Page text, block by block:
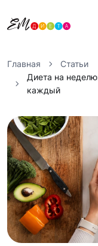
Главная
Статьи
Диета на
каждый